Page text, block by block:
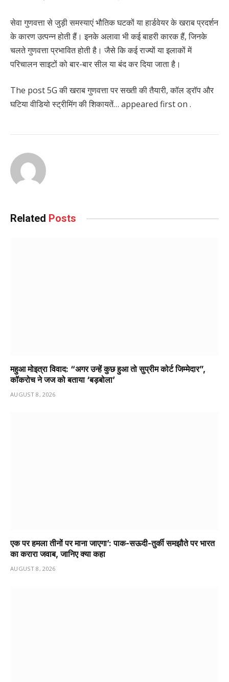
सेवा गुणवत्ता से जुड़ी समस्याएं भौतिक घटकों या हार्डवेयर के खराब प्रदर्शन
के कारण उत्पन्न होती हैं। इनके अलावा भी कई बाहरी कारक हैं, जिनके
चलते गुणवत्ता प्रभावित होती है। जैसे कि कई राज्यों या इलाकों में
परिचालन साइटों को बार-बार सील या बंद कर दिया जाता है।
The post 5G की खराब गुणवत्ता पर सख्ती की तैयारी, कॉल ड्रॉप और
घटिया वीडियो स्ट्रीमिंग की शिकायतें… appeared first on .
Related Posts
महुआ मोइत्रा विवाद: “अगर उन्हें कुछ हुआ तो सुप्रीम कोर्ट जिम्मेदार”,
कॉकरोच ने जज को बताया ‘बड़बोला’
AUGUST 8, 2026
एक पर हमला तीनों पर माना जाएगा’: पाक-सऊदी-तुर्की समझौते पर भारत
का करारा जवाब, जानिए क्या कहा
AUGUST 8, 2026